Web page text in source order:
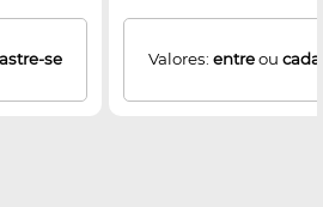
se Valores: entreou